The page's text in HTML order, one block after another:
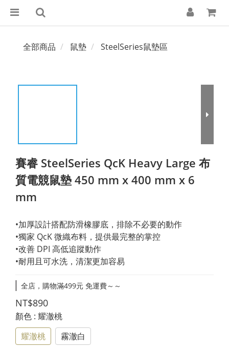
全部商品 鼠墊 SteelSeries鼠墊區
賽睿 SteelSeries QcK Heavy Large 布
質電競鼠墊 450 mm x 400 mm x 6
mm
•加厚設計搭配防滑橡膠底，排除不必要的動作
•獨家 QcK 微織布料，提供最完整的掌控
•改善 DPI 高低追蹤動作
•耐用且可水洗，清潔更加容易
全店，購物滿499元 免運費～～
NT$890
顏色 : 耀澈桃
耀澈桃
霧澈白